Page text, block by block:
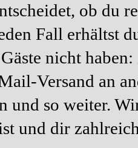
ob du
Fall erhältst
nicht
Versand an
und so weiter.
und dir